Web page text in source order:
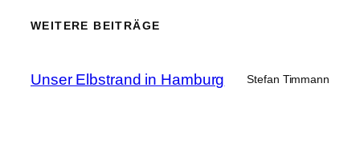
WEITERE BEITRÄGE
Unser Elbstrand in Hamburg Stefan Timmann